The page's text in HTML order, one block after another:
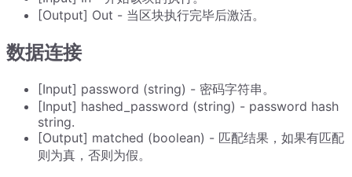
[Output] Out - 当区块执行完毕后激活。
数据连接
[Input] password (string) - 密码字符串。
[Input] hashed_password (string) - password hash
string.
[Output] matched (boolean) - 匹配结果，如果有匹配
则为真，否则为假。